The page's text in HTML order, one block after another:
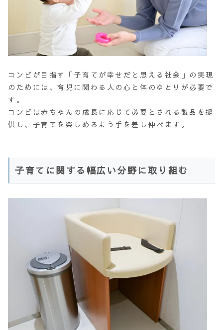
コンビが目指す「子育てが幸せだと思える社会」の実現
のためには、育児に関わる人の心と体のゆとりが必要で
す。
コンビは赤ちゃんの成長に応じて必要とされる製品を提
供し、子育てを楽しめるよう手を差し伸べます。
子育てに関する幅広い分野に取り組む